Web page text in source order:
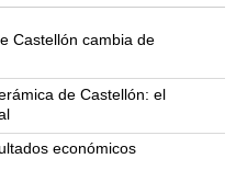
Castellón cambia de
de Castellón: el
económicos